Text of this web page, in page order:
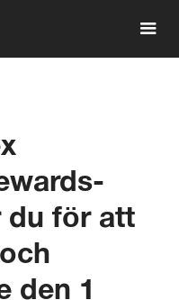
du för att
den 1